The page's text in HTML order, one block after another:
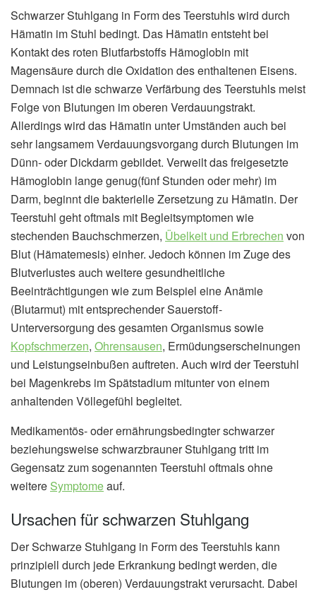
Schwarzer Stuhlgang in Form des Teerstuhls wird durch
Hämatin im Stuhl bedingt. Das Hämatin entsteht bei
Kontakt des roten Blutfarbstoffs Hämoglobin mit
Magensäure durch die Oxidation des enthaltenen Eisens.
Demnach ist die schwarze Verfärbung des Teerstuhls meist
Folge von Blutungen im oberen Verdauungstrakt.
Allerdings wird das Hämatin unter Umständen auch bei
sehr langsamem Verdauungsvorgang durch Blutungen im
Dünn- oder Dickdarm gebildet. Verweilt das freigesetzte
Hämoglobin lange genug(fünf Stunden oder mehr) im
Darm, beginnt die bakterielle Zersetzung zu Hämatin. Der
Teerstuhl geht oftmals mit Begleitsymptomen wie
stechenden Bauchschmerzen, Übelkeit und Erbrechen von
Blut (Hämatemesis) einher. Jedoch können im Zuge des
Blutverlustes auch weitere gesundheitliche
Beeinträchtigungen wie zum Beispiel eine Anämie
(Blutarmut) mit entsprechender Sauerstoff-
Unterversorgung des gesamten Organismus sowie
Kopfschmerzen, Ohrensausen, Ermüdungserscheinungen
und Leistungseinbußen auftreten. Auch wird der Teerstuhl
bei Magenkrebs im Spätstadium mitunter von einem
anhaltenden Völlegefühl begleitet.
Medikamentös- oder ernährungsbedingter schwarzer
beziehungsweise schwarzbrauner Stuhlgang tritt im
Gegensatz zum sogenannten Teerstuhl oftmals ohne
weitere Symptomeauf.
Ursachen für schwarzen Stuhlgang
Der Schwarze Stuhlgang in Form des Teerstuhls kann
prinzipiell durch jede Erkrankung bedingt werden, die
Blutungen im (oberen) Verdauungstrakt verursacht. Dabei